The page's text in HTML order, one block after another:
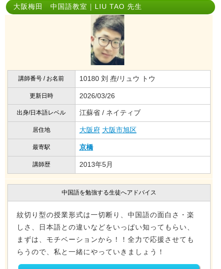
大阪梅田 中国語教室｜LIU TAO 先生
講師番号 / お名前 10180 刘 焘/リュウ トウ
更新日時 2026/03/26
出身/日本語レベル 江蘇省 / ネイティブ
居住地 大阪府 大阪市旭区
最寄駅 京橋
講師歴 2013年5月
中国語を勉強する生徒へアドバイス
紋切り型の授業形式は一切断り、中国語の面白さ・楽
しさ、日本語との違いなどをいっぱい知ってもらい、
まずは、モチベーションから！！全力で応援させても
らうので、私と一緒にやっていきましょう！